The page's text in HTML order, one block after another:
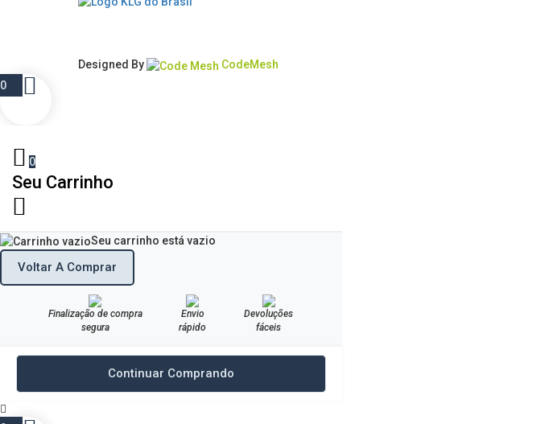
Designed By CodeMesh
0
0
Seu Carrinho
Seu carrinho está vazio
Voltar A Comprar
Finalização de compra
segura
Envio
rápido
Devoluções
fáceis
Continuar Comprando